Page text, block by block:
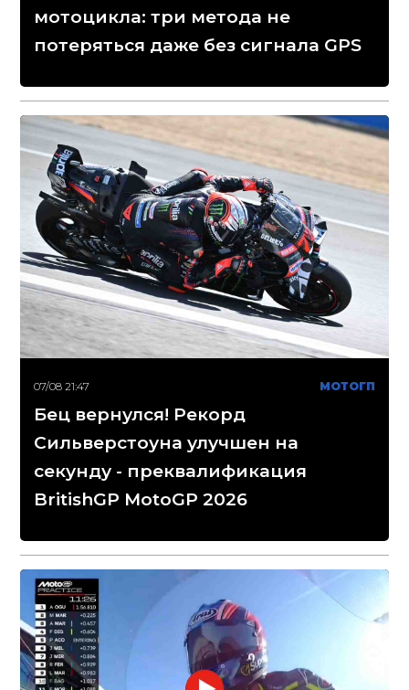
мотоцикла: три метода не
потеряться даже без сигнала GPS
07/08 21:47 МОТОГП
Бец вернулся! Рекорд
Сильверстоуна улучшен на
секунду - преквалификация
BritishGP MotoGP 2026